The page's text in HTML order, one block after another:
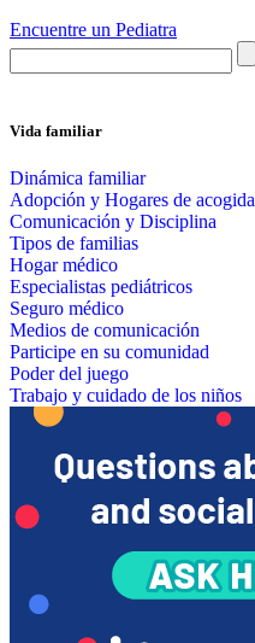
Encuentre un Pediatra
Vida familiar
Dinámica familiar
Adopción y Hogares de acogida
Comunicación y Disciplina
Tipos de familias
Hogar médico
Especialistas pediátricos
Seguro médico
Medios de comunicación
Participe en su comunidad
Poder del juego
Trabajo y cuidado de los niños